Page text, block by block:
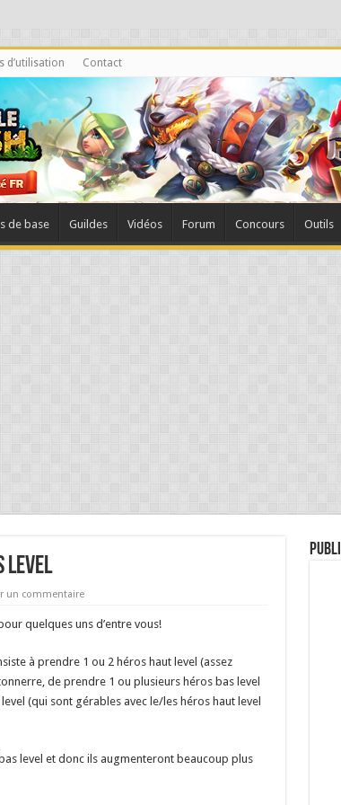
d’utilisation Contact
de base Guildes Vidéos Forum Concours Outils
level
un commentaire
quelques uns d’entre vous!
à prendre 1 ou 2 héros haut level (assez
de prendre 1 ou plusieurs héros bas level
(qui sont gérables avec le/les héros haut level
level et donc ils augmenteront beaucoup plus